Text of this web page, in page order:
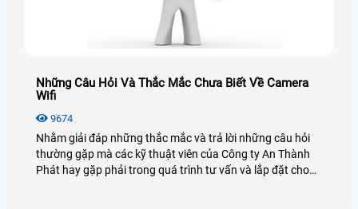
Những Câu Hỏi Và Thắc Mắc Chưa Biết Về Camera
Wifi
9674
Nhằm giải đáp những thắc mắc và trả lời những câu hỏi
thường gặp mà các kỹ thuật viên của Công ty An Thành
Phát hay gặp phải trong quá trình tư vấn và lắp đặt cho